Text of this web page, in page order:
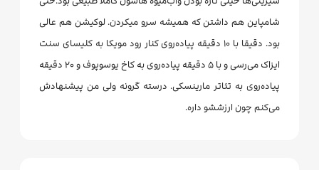
شامپاین هم داشتن که همیشه سرو میکردن. لوکیشن هم عالی
بود. دقیقا با ۱۰ دقیقه پیاده‌روی کنار رود مویکا به کلیسای سنت
ایزاک می‌رسی و با ۵ دقیقه پیاده‌روی به کاخ یوسوپوف و ۲۰ دقیقه
پیاده‌روی به تئاتر مارینسکی. درسته گرونه ولی من پیشنهادش
می‌کنم چون ارزششو داره.